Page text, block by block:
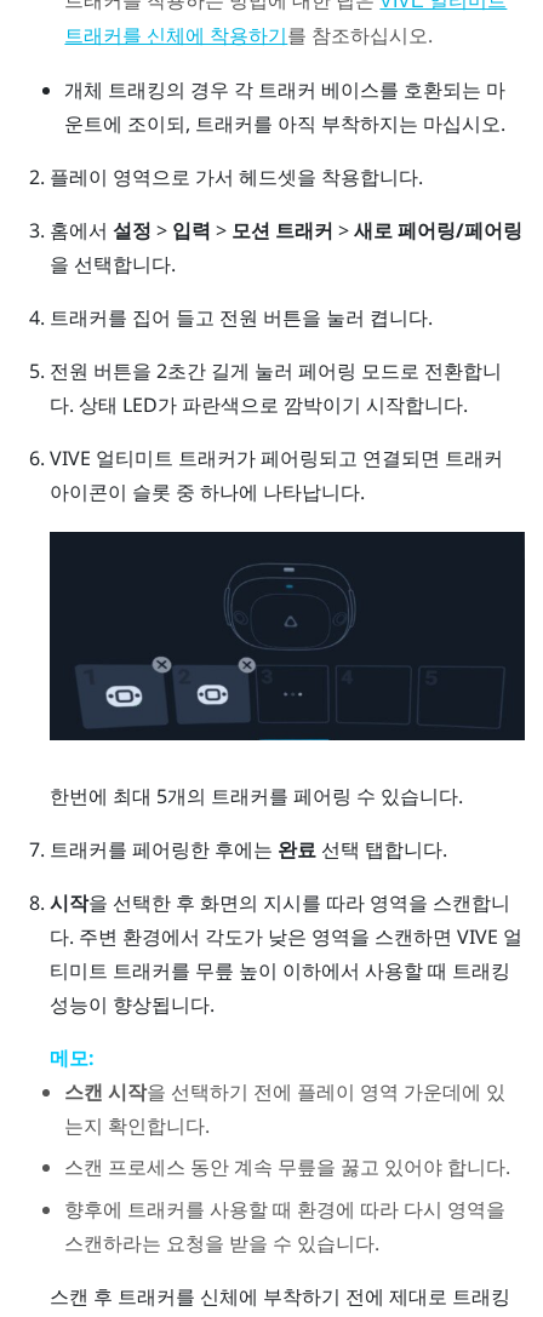
트래커를 신체에 착용하기 를 참조하십시오.
개체 트래킹의 경우 각 트래커 베이스를 호환되는 마
운트에 조이되, 트래커를 아직 부착하지는 마십시오.
플레이 영역으로 가서 헤드셋을 착용합니다.
홈에서 설정 > 입력 > 모션 트래커 >새로 페어링/페어링
을 선택합니다.
트래커를 집어 들고 전원 버튼을 눌러 켭니다.
전원 버튼을 2초간 길게 눌러 페어링 모드로 전환합니
다. 상태 LED가 파란색으로 깜박이기 시작합니다.
VIVE 얼티미트 트래커가 페어링되고 연결되면 트래커
아이콘이 슬롯 중 하나에 나타납니다.
한번에 최대 5개의 트래커를 페어링 수 있습니다.
트래커를 페어링한 후에는 완료선택 탭합니다.
시작을 선택한 후 화면의 지시를 따라 영역을 스캔합니
다. 주변 환경에서 각도가 낮은 영역을 스캔하면 VIVE 얼
티미트 트래커를 무릎 높이 이하에서 사용할 때 트래킹
성능이 향상됩니다.
메모:
스캔 시작을 선택하기 전에 플레이 영역 가운데에 있
는지 확인합니다.
스캔 프로세스 동안 계속 무릎을 꿇고 있어야 합니다.
향후에 트래커를 사용할 때 환경에 따라 다시 영역을
스캔하라는 요청을 받을 수 있습니다.
스캔 후 트래커를 신체에 부착하기 전에 제대로 트래킹